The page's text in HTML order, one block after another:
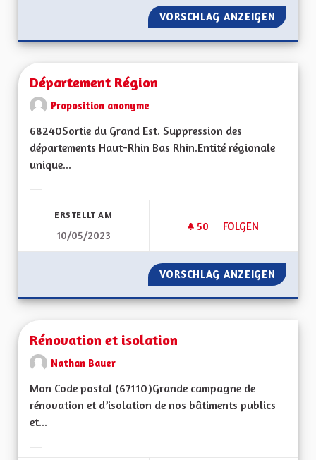
VORSCHLAG ANZEIGEN
Département Région
Proposition anonyme
68240Sortie du Grand Est. Suppression des
départements Haut-Rhin Bas Rhin.Entité régionale
unique...
ERSTELLT AM
10/05/2023
50 50 FOLLOWER
FOLGEN
DÉPARTEMENT
VORSCHLAG ANZEIGEN
Rénovation et isolation
Nathan Bauer
Mon Code postal (67110)Grande campagne de
rénovation et d’isolation de nos bâtiments publics
et...